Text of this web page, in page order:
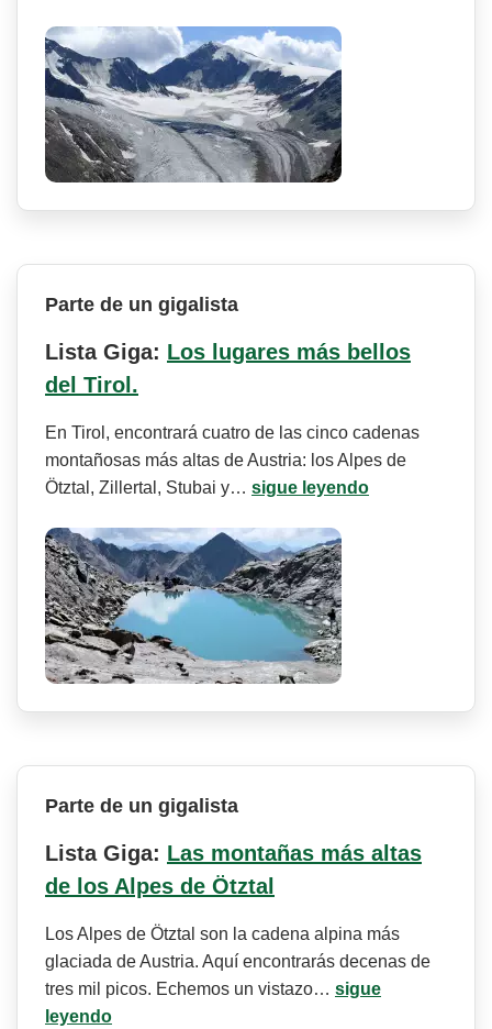
Parte de un gigalista
Lista Giga: Los lugares más bellos
del Tirol.
En Tirol, encontrará cuatro de las cinco cadenas
montañosas más altas de Austria: los Alpes de
Ötztal, Zillertal, Stubai y… sigue leyendo
Parte de un gigalista
Lista Giga: Las montañas más altas
de los Alpes de Ötztal
Los Alpes de Ötztal son la cadena alpina más
glaciada de Austria. Aquí encontrarás decenas de
tres mil picos. Echemos un vistazo… sigue
leyendo